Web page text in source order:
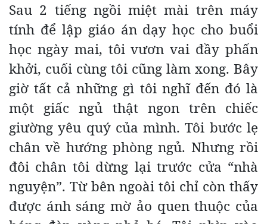
Sau 2 tiếng ngồi miệt mài trên máy
tính để lập giáo án dạy học cho buổi
học ngày mai, tôi vươn vai đầy phấn
khởi, cuối cùng tôi cũng làm xong. Bây
giờ tất cả những gì tôi nghĩ đến đó là
một giấc ngủ thật ngon trên chiếc
giường yêu quý của mình. Tôi bước lẹ
chân về hướng phòng ngủ. Nhưng rồi
đôi chân tôi dừng lại trước cửa “nhà
nguyện”. Từ bên ngoài tôi chỉ còn thấy
được ánh sáng mờ ảo quen thuộc của